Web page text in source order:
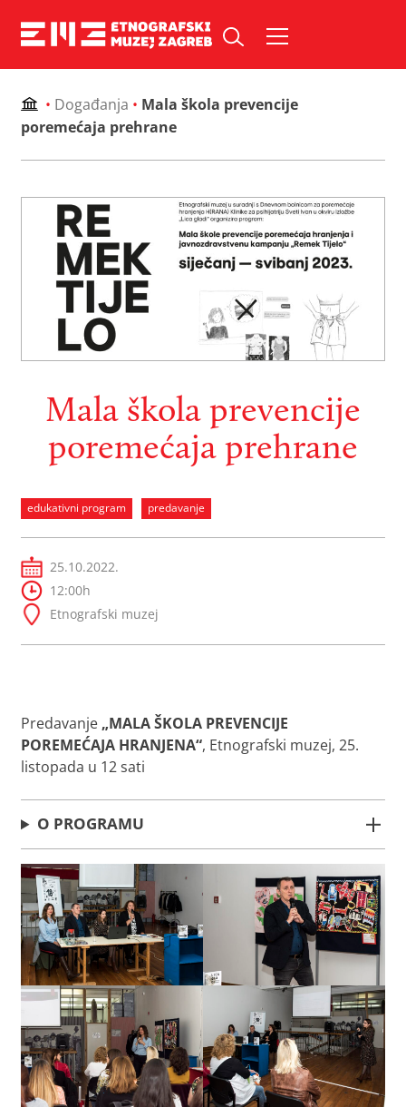
• Događanja • Mala škola prevencije
poremećaja prehrane
Mala škola prevencije
poremećaja prehrane
edukativni program predavanje
25.10.2022.
12:00h
Etnografski muzej
Predavanje „MALA ŠKOLA PREVENCIJE
POREMEĆAJA HRANJENA“, Etnografski muzej, 25.
listopada u 12 sati
O PROGRAMU